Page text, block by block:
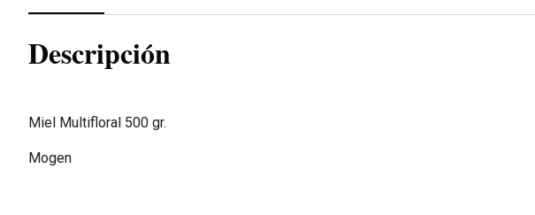
Descripción
Miel Multifloral 500 gr.
Mogen